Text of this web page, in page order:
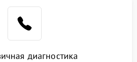
диагностика